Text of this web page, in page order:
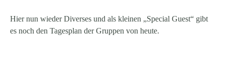
Hier nun wieder Diverses und als kleinen „Special Guest“ gibt
es noch den Tagesplan der Gruppen von heute.